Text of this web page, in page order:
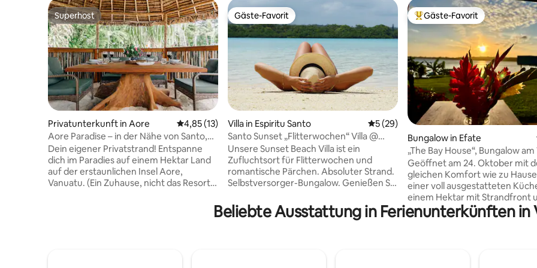
Superhost
Superhost
Privatunterkunft in Aore Durchschnittliche Bewertung: 4,85 von 5, 13 Bewertungen
4,85 (13)
Aore Paradise – in der Nähe von Santo,
Vanuatu
Dein eigener Privatstrand! Entspanne
dich im Paradies auf einem Hektar Land
auf der erstaunlichen Insel Aore,
Vanuatu. (Ein Zuhause, nicht das Resort)
Gäste-Favorit
Gäste-Favorit
Villa in Espiritu Santo Durchschnittliche Bewertung: 5 von 5,
5 (29)
Santo Sunset „Flitterwochen“ Villa @
SurundaBay
Unsere Sunset Beach Villa ist ein
Zufluchtsort für Flitterwochen und
romantische Pärchen. Absoluter Strand.
Selbstversorger-Bungalow. Genießen Sie
rustikalen Terrasse, entspannen Sie sich
und entspannen Sie sich, während Sie
Beliebter Gäste-Favorit.
Gäste-Favorit
Bungalow in Efate
„The Bay House“, Bungalow
Teouma Bay
Geöffnet am 24. Oktober mit
gleichen Komfort wie zu
einer voll ausgestatteten
einem Hektar mit Strandfront
Panoramablick auf die
Teouma Bay. Erstellt als „Rückzugsort für
Rauschen sanfter Wellen ein
Beliebte Ausstattung in Ferienunterkünften in